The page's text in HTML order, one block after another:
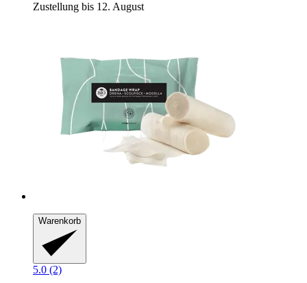
Zustellung bis 12. August
Warenkorb
5.0 (2)